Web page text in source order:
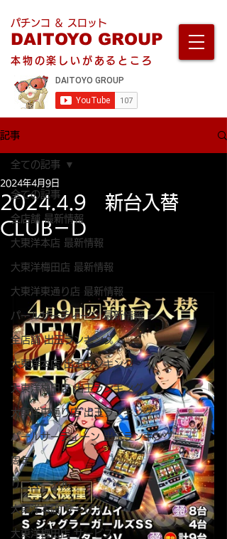
パチンコ ＆ スロット
DAITOYO GROUP
本物の楽しいがあるところ
記事
全ての記事
全店舗 最新情報
大東洋本店 最新情報
大東洋梅田店 最新情報
大東洋東通り店 最新情報
パールサーティーン 最新情報
全店舗 出玉ランキング
大東洋本店 出玉ランキング
大東洋梅田店 出玉ランキング
大東洋東通り店 出玉ランキング
パールサーティーン 出玉ランキング
周年
リニューアル
大東洋本店 サービス
大東洋梅田店 サービス
全ての記事
2024.4.9 新台入替
CLUB－D
2024年4月9日